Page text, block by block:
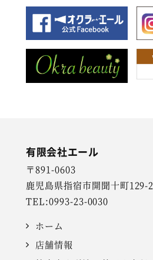
有限会社エール
〒891-0603
鹿児島県指宿市開聞十町129-2
TEL:0993-23-0030
ホーム
店舗情報